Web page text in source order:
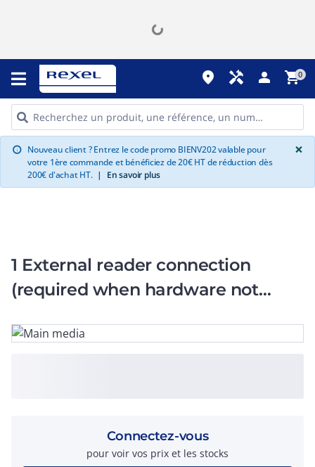
place handyman person shopping_cart0
info Nouveau client ? Entrez le code promo BIENV202 valable pour
votre 1ère commande et bénéficiez de 20€ HT de réduction dès
200€ d'achat HT. | En savoir plus
×
1 External reader connection
(required when hardware not
Connectez-vous
pour voir vos prix et les stocks